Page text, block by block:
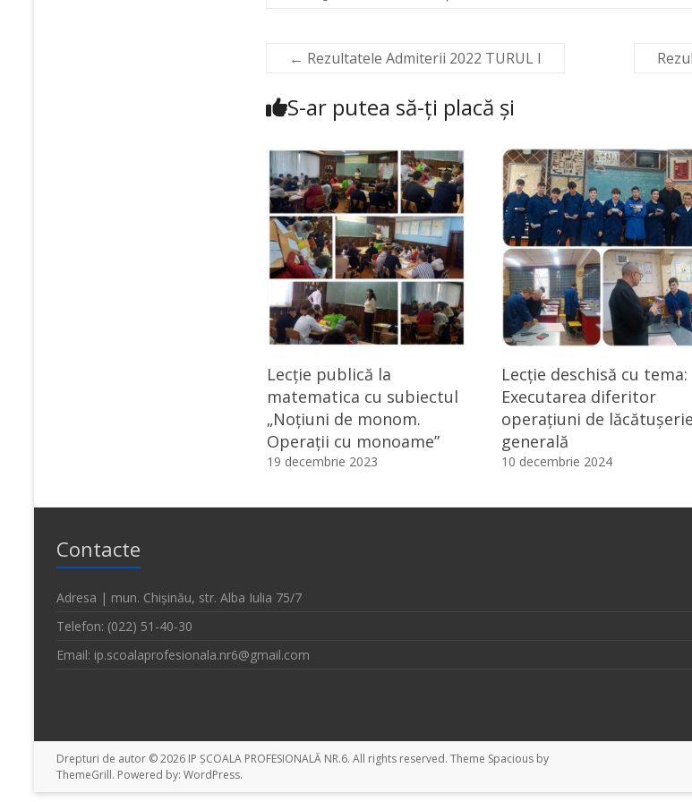
← Rezultatele Admiterii 2022 TURUL I
S-ar putea să-ți placă și
Lecție publică la
matematica cu subiectul
„Noțiuni de monom.
Operații cu monoame”
19 decembrie 2023
Lecție deschisă cu tema:
Executarea diferitor
operațiuni de lăcătușerie
generală
10 decembrie 2024
Contacte
Adresa | mun. Chișinău, str. Alba Iulia 75/7
Telefon: (022) 51-40-30
Email: ip.scoalaprofesionala.nr6@gmail.com
Drepturi de autor © 2026 IP ȘCOALA PROFESIONALĂ NR.6. All rights reserved. Theme Spacious by
ThemeGrill. Powered by: WordPress.